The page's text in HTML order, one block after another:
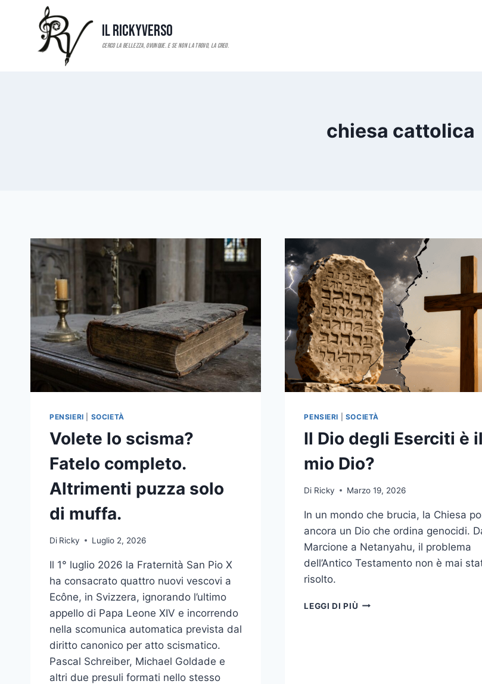
contenuto
Il RickyVerso
chiesa cattolica
PENSIERI SOCIETÀ
Volete lo scisma?
Fatelo completo.
Altrimenti puzza solo
di muffa.
Di Ricky Luglio 2, 2026
Il 1° luglio 2026 la Fraternità San Pio X
ha consacrato quattro nuovi vescovi a
Ecône, in Svizzera, ignorando l’ultimo
appello di Papa Leone XIV e incorrendo
nella scomunica automatica prevista dal
diritto canonico per atto scismatico.
Pascal Schreiber, Michael Goldade e
altri due presuli formati nello stesso
PENSIERI SOCIETÀ
Il Dio degli Eserciti è il
mio Dio?
Di Ricky Marzo 19, 2026
In un mondo che brucia, la Chiesa
ancora un Dio che ordina genocidi.
Marcione a Netanyahu, il problema
dell’Antico Testamento non è mai
risolto.
LEGGI DI PIÙ IL